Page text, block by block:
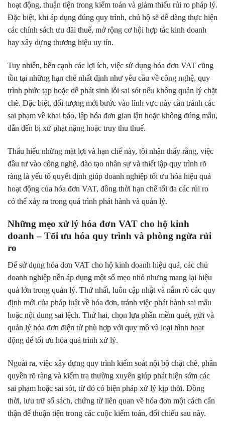
hoạt động, thuận tiện trong kiểm toán và giảm thiểu rủi ro pháp lý.
Đặc biệt, khi áp dụng đúng quy trình, chủ hộ sẽ dễ dàng thực hiện
các chính sách ưu đãi thuế, mở rộng cơ hội hợp tác kinh doanh
hay xây dựng thương hiệu uy tín.
Tuy nhiên, bên cạnh các lợi ích, việc sử dụng hóa đơn VAT cũng
tồn tại những hạn chế nhất định như yêu cầu về công nghệ, quy
trình phức tạp hoặc dễ phát sinh lỗi sai sót nếu không quản lý chặt
chẽ. Đặc biệt, đối tượng mới bước vào lĩnh vực này cần tránh các
sai phạm về khai báo, lập hóa đơn gian lận hoặc không đúng mẫu,
dẫn đến bị xử phạt nặng hoặc truy thu thuế.
Thấu hiểu những mặt lợi và hạn chế này, tôi nhận thấy rằng, việc
đầu tư vào công nghệ, đào tạo nhân sự và thiết lập quy trình rõ
ràng là yếu tố quyết định giúp doanh nghiệp tối ưu hóa hiệu quả
hoạt động của hóa đơn VAT, đồng thời hạn chế tối đa các rủi ro
có thể xảy ra trong quá trình phát hành và quản lý.
Những mẹo xử lý hóa đơn VAT cho hộ kinh
doanh – Tối ưu hóa quy trình và phòng ngừa rủi
ro
Để sử dụng hóa đơn VAT cho hộ kinh doanh hiệu quả, các chủ
doanh nghiệp nên áp dụng một số mẹo nhỏ nhưng mang lại hiệu
quả lớn trong quản lý. Thứ nhất, luôn cập nhật và nắm rõ các quy
định mới của pháp luật về hóa đơn, tránh việc phát hành sai mẫu
hoặc nội dung sai lệch. Thứ hai, chọn lựa phần mềm quét, gửi và
quản lý hóa đơn điện tử phù hợp với quy mô và loại hình hoạt
động để tối ưu hóa quá trình xử lý.
Ngoài ra, việc xây dựng quy trình kiểm soát nội bộ chặt chẽ, phân
quyền rõ ràng và kiểm tra thường xuyên giúp phát hiện sớm các
sai phạm hoặc sai sót, từ đó có biện pháp xử lý kịp thời. Đồng
thời, lưu trữ sổ sách, chứng từ liên quan về hóa đơn một cách cẩn
thận để thuận tiện trong các cuộc kiểm toán, đối chiếu sau này.